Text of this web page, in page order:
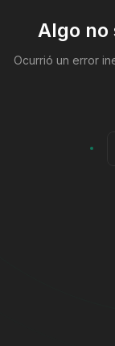
Algo no
Ocurrió un error